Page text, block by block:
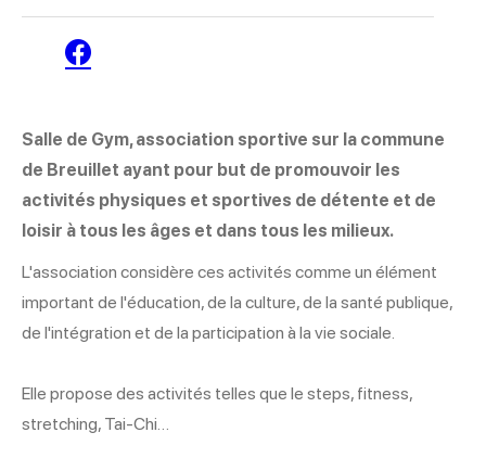
Salle de Gym, association sportive sur la commune
de Breuillet ayant pour but de promouvoir les
activités physiques et sportives de détente et de
loisir à tous les âges et dans tous les milieux.
L'association considère ces activités comme un élément
important de l'éducation, de la culture, de la santé publique,
de l'intégration et de la participation à la vie sociale.
Elle propose des activités telles que le steps, fitness,
stretching, Tai-Chi…
Facebook